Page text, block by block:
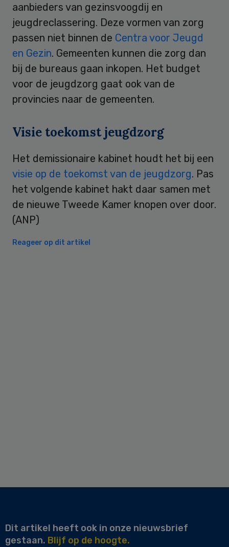
aanbieders van gezinsvoogdij en
jeugdreclassering. Deze vormen van zorg
passen niet binnen de Centra voor Jeugd
en Gezin. Gemeenten kunnen die zorg dan
bij de bureaus gaan inkopen. Het budget
voor de jeugdzorg gaat ook van de
provincies naar de gemeenten.
Visie toekomst jeugdzorg
Het demissionaire kabinet houdt het bij een
visie op de toekomst van de jeugdzorg. Pas
het volgende kabinet hakt daar samen met
de nieuwe Tweede Kamer knopen over door.
(ANP)
Reageer op dit artikel
Dit artikel heeft ook in onze nieuwsbrief
gestaan. Blijf op de hoogte.